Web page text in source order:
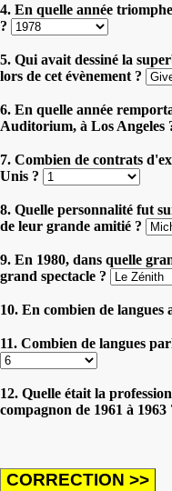
4. En quelle année
?
5. Qui avait dessiné la
lors de cet évènement ?
6. En quelle année
Auditorium, à Los Angeles
7. Combien de contrats
Unis ?
8. Quelle personnalité fut
de leur grande amitié ?
9. En 1980, dans quelle
grand spectacle ?
10. En combien de langues
11. Combien de langues
12. Quelle était la
compagnon de 1961 à 1963